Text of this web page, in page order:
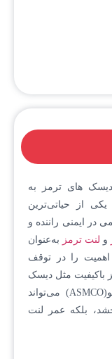
های ترمز به
از حیاتی‌ترین
ایمنی راننده و
و لنت ترمز به‌عنوان
را در توقف
باکیفیت مثل دیسک
ترمز جلو رانا و رانا پلاس برند آسمکو(ASMCO) می‌تواند
بلکه عمر لنت